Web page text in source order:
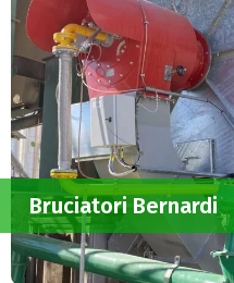
Bruciatori Bernardi